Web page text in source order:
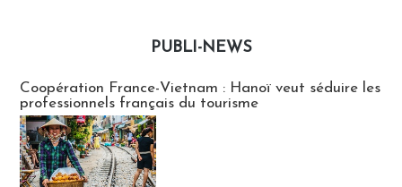
PUBLI-NEWS
Coopération France-Vietnam : Hanoï veut séduire les
professionnels français du tourisme